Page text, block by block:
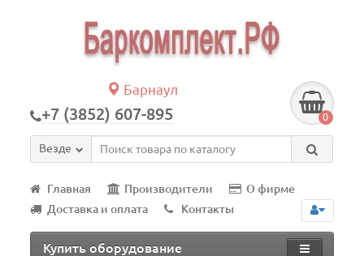
Барнаул
+7 (3852) 607-895 0
Везде
Главная Производители
О фирме
Доставка и оплата
Контакты
Купить оборудование